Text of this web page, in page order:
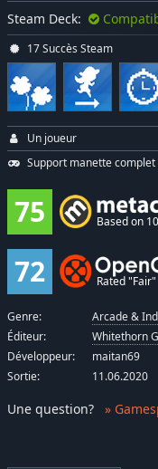
Steam Deck:
17 Succès Steam
Un joueur
Support manette complet
75 Based on
72 Rated
Genre:
Arcade &
Éditeur:
Whitethorn
Développeur:
maitan69
Sortie:
11.06.2020
Une question? »